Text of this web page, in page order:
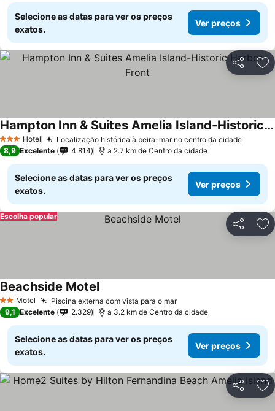
Selecione as datas para ver os preços
exatos.
Ver preços
Partilhar
3 EstrelasHotel Localização histórica à beira-mar no centro da cidade
Hampton Inn & Suites Amelia Island-Historic Harbor Front
8,9 Excelente 4.814 a 2.7 km de Centro da cidade
Selecione as datas para ver os preços
exatos.
Ver preços
Partilhar
Escolha popular
2 Estrelas
Motel Piscina externa com vista para o mar
Beachside Motel
9,1 Excelente 2.329 a 3.2 km de Centro da cidade
Selecione as datas para ver os preços
exatos.
Ver preços
Partilhar